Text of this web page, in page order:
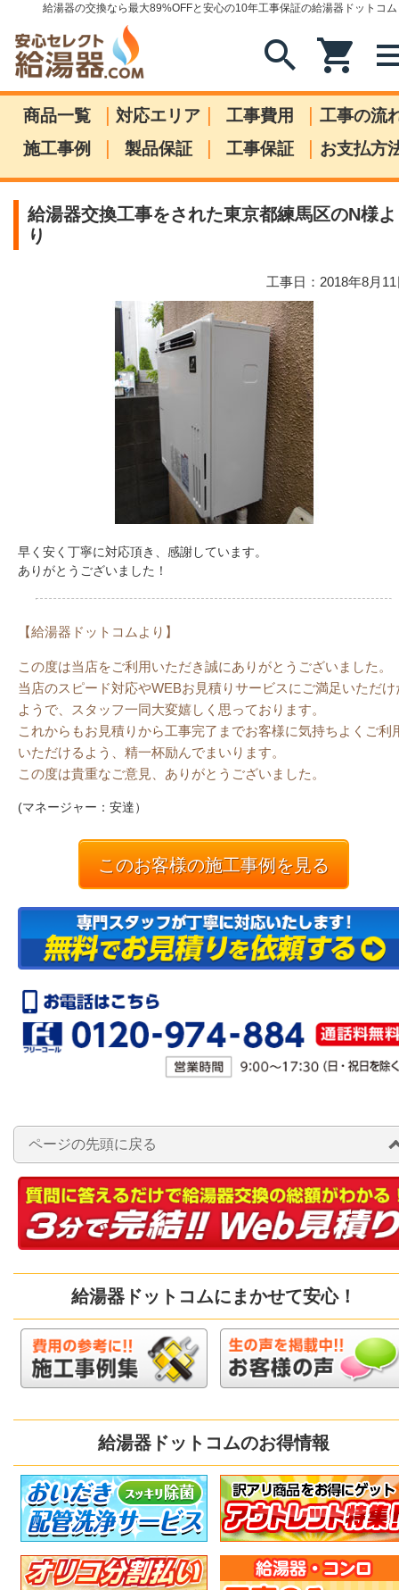
給湯器の交換なら最大89%OFFと安心の10年工事保証の給湯器ドットコム
search shopping_cart
商品一覧 | 対応エリア | 工事費用 | 工事の流
施工事例
| 製品保証 | 工事保証 | お支払方
給湯器交換工事をされた東京都練馬区のN様よ
り
工事日：2018年8月
早く安く丁寧に対応頂き、感謝しています。
ありがとうございました！
【給湯器ドットコムより】
この度は当店をご利用いただき誠にありがとうございました。
当店のスピード対応やWEBお見積りサービスにご満足いただけ
ようで、スタッフ一同大変嬉しく思っております。
これからもお見積りから工事完了までお客様に気持ちよくご利
いただけるよう、精一杯励んでまいります。
この度は貴重なご意見、ありがとうございました。
(マネージャー：安達）
このお客様の施工事例を見る
ページの先頭に戻る
給湯器ドットコムにまかせて安心！
給湯器ドットコムのお得情報